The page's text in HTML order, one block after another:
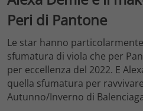
Peri di Pantone
Le star hanno
sfumatura di viola che per
per eccellenza del 2022. E
quella sfumatura per
Autunno/Inverno di